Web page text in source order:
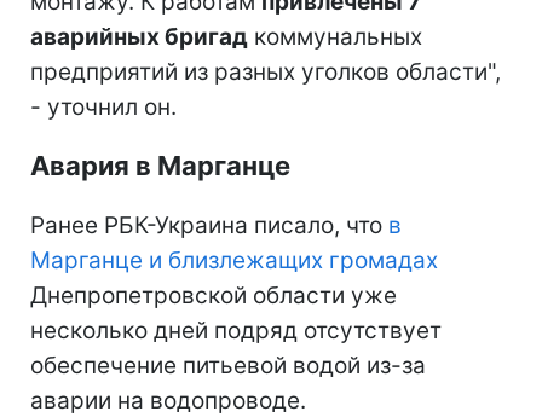
аварийных бригад коммунальных
предприятий из разных уголков области",
- уточнил он.
Авария в Марганце
Ранее РБК-Украина писало, что в
Марганце и близлежащих громадах
Днепропетровской области уже
несколько дней подряд отсутствует
обеспечение питьевой водой из-за
аварии на водопроводе.